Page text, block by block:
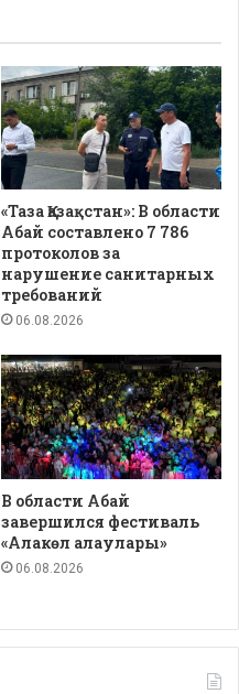
«Таза Қазақстан»: В области
Абай составлено 7 786
протоколов за
нарушение санитарных
требований
06.08.2026
В области Абай
завершился фестиваль
«Алакөл алаулары»
06.08.2026